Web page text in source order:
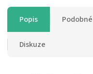
Popis
Diskuze